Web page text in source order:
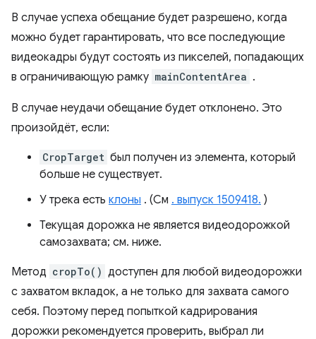
В случае успеха обещание будет разрешено, когда
можно будет гарантировать, что все последующие
видеокадры будут состоять из пикселей, попадающих
в ограничивающую рамку mainContentArea .
В случае неудачи обещание будет отклонено. Это
произойдёт, если:
CropTarget был получен из элемента, который
больше не существует.
У трека есть клоны . (См . выпуск 1509418. )
Текущая дорожка не является видеодорожкой
самозахвата; см. ниже.
Метод cropTo() доступен для любой видеодорожки
с захватом вкладок, а не только для захвата самого
себя. Поэтому перед попыткой кадрирования
дорожки рекомендуется проверить, выбрал ли